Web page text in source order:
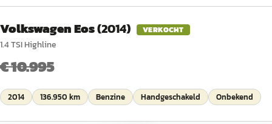
Volkswagen Eos(2014) VERKOCHT
1.4 TSI Highline
€ 10.995
2014 136.950 km Benzine Handgeschakeld Onbekend